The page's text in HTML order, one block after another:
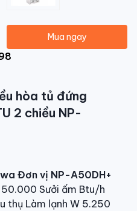
Mua ngay
hòa tủ đứng
2 chiều NP-
Đơn vị NP-A50DH+
Sưởi ấm Btu/h
thụ Làm lạnh W 5.250